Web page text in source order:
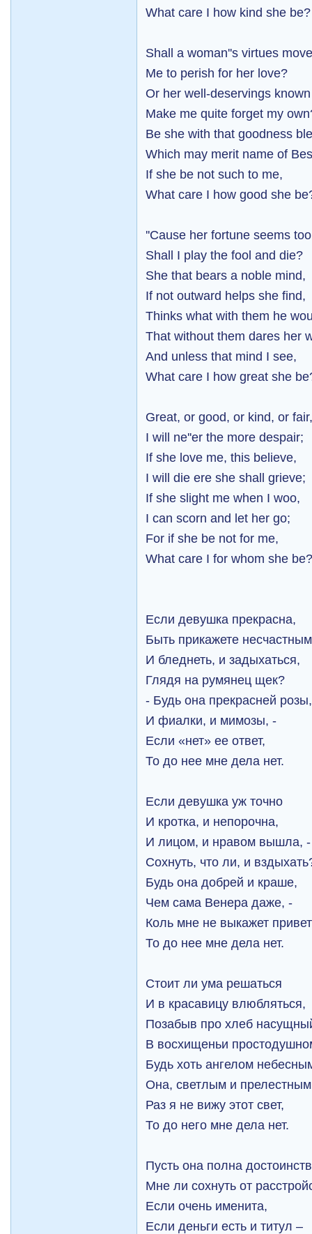
What care I how kind she be?
Shall a woman''s virtues
Me to perish for her love?
Or her well-deservings known
Make me quite forget my
Be she with that goodness
Which may merit name of
If she be not such to me,
What care I how good she
''Cause her fortune seems
Shall I play the fool and die?
She that bears a noble mind,
If not outward helps she find,
Thinks what with them he
That without them dares her
And unless that mind I see,
What care I how great she
Great, or good, or kind, or
I will ne''er the more despair;
If she love me, this believe,
I will die ere she shall grieve;
If she slight me when I woo,
I can scorn and let her go;
For if she be not for me,
What care I for whom she
Если девушка прекрасна,
Быть прикажете
И бледнеть, и задыхаться,
Глядя на румянец щек?
- Будь она прекрасней розы,
И фиалки, и мимозы, -
Если «нет» ее ответ,
То до нее мне дела нет.
Если девушка уж точно
И кротка, и непорочна,
И лицом, и нравом вышла, -
Сохнуть, что ли, и
Будь она добрей и краше,
Чем сама Венера даже, -
Коль мне не выкажет
То до нее мне дела нет.
Стоит ли ума решаться
И в красавицу влюбляться,
Позабыв про хлеб
В восхищеньи
Будь хоть ангелом
Она, светлым и
Раз я не вижу этот свет,
То до него мне дела нет.
Пусть она полна
Мне ли сохнуть от
Если очень именита,
Если деньги есть и титул –